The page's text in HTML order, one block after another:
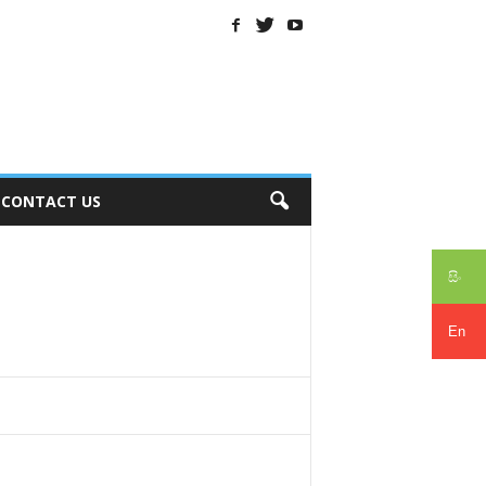
සිං
En
CONTACT US